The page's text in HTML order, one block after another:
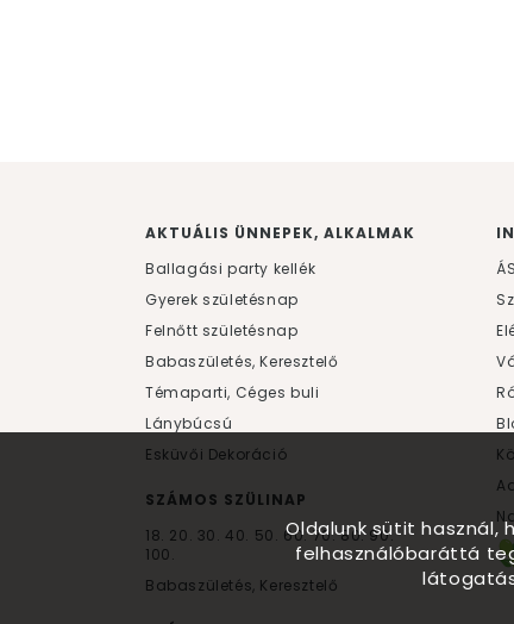
AKTUÁLIS ÜNNEPEK, ALKALMAK
Ballagási party kellék
Gyerek születésnap
Felnőtt születésnap
Babaszületés, Keresztelő
Témaparti, Céges buli
Lánybúcsú
Esküvői Dekoráció
SZÁMOS SZÜLINAP
18. 20. 30. 40. 50. 60.70.80.90.
100.
Babaszületés, Keresztelő
Oldalunk sütit használ,
felhasználóbaráttá